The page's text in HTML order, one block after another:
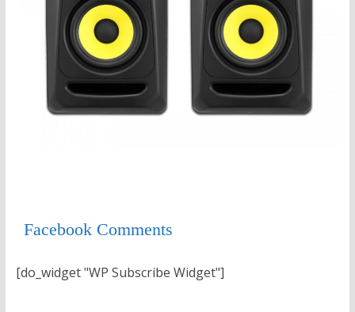
Facebook Comments
[do_widget "WP Subscribe Widget"]